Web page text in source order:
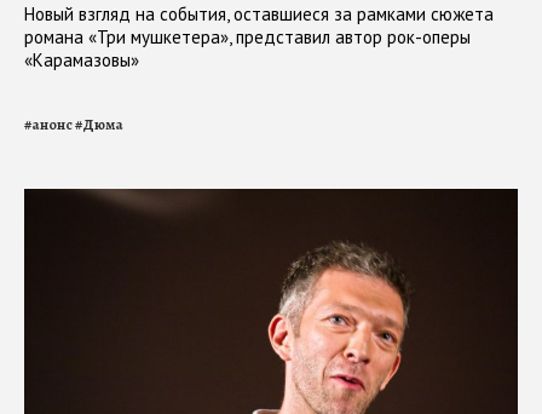
Новый взгляд на события, оставшиеся за рамками сюжета
романа «Три мушкетера», представил автор рок-оперы
«Карамазовы»
#анонс#Дюма